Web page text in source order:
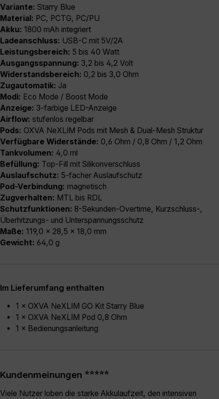
Variante: Starry Blue
Material: PC, PCTG, PC/PU
Akku: 1800 mAh integriert
Ladeanschluss: USB-C mit 5V/2A
Leistungsbereich: 5 bis 40 Watt
Ausgangsspannung: 3,2 bis 4,2 Volt
Widerstandsbereich: 0,2 bis 3,0 Ohm
Zugautomatik: Ja
Modi: Eco Mode / Boost Mode
Anzeige: 3-farbige LED-Anzeige
Airflow: stufenlos regelbar
Pods: OXVA NeXLIM Pods mit Mesh & Dual-Mesh Struktur
Verfügbare Widerstände: 0,6 Ohm / 0,8 Ohm / 1,2 Ohm
Tankvolumen: 4,0 ml
Befüllung: Top-Fill mit Silikonverschluss
Auslaufschutz: 5-facher Auslaufschutz
Pod-Verbindung: magnetisch
Zugverhalten: MTL bis RDL
Schutzfunktionen: 8-Sekunden-Overtime, Kurzschluss-,
Überhitzungs- und Unterspannungsschutz
Maße: 119,0 × 28,5 × 18,0 mm
Gewicht: 64,0 g
Im Lieferumfang enthalten
1 × OXVA NeXLIM GO Kit Starry Blue
1 × OXVA NeXLIM Pod 0,8 Ohm
1 × Bedienungsanleitung
Kundenmeinungen ⭐⭐⭐⭐⭐
Viele Nutzer loben die starke Akkulaufzeit, den intensiven